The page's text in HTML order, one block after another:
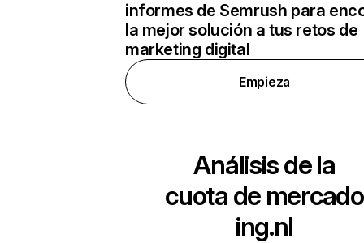
informes de Semrush para
la mejor solución a tus retos de
marketing digital
Empieza
Análisis de la
cuota de mercado
ing.nl